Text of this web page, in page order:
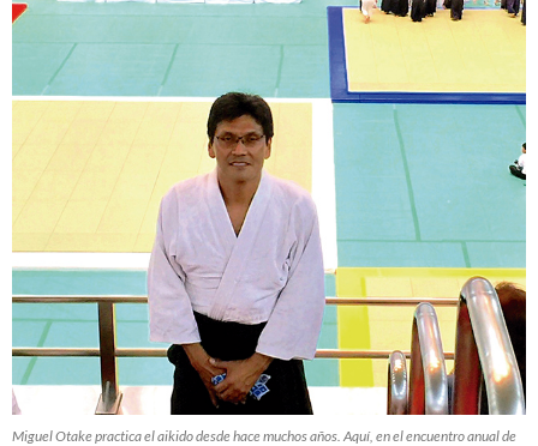
Miguel Otake practica el aikido desde hace muchos años. Aquí, en el encuentro anual de